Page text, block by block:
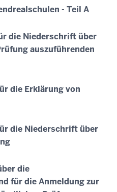
- Teil A
die Niederschrift über
auszuführenden
die Erklärung von
die Niederschrift über
die
für die Anmeldung zur